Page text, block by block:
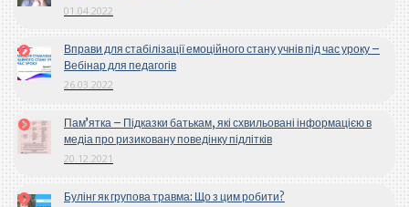
01.04.2022
Вправи для стабілізації емоційного стану учнів під час уроку –
Вебінар для педагогів
26.03.2022
Пам’ятка – Підказки батькам, які схвильовані інформацією в
медіа про ризиковану поведінку підлітків
20.12.2021
Булінг як групова травма: Що з цим робити?